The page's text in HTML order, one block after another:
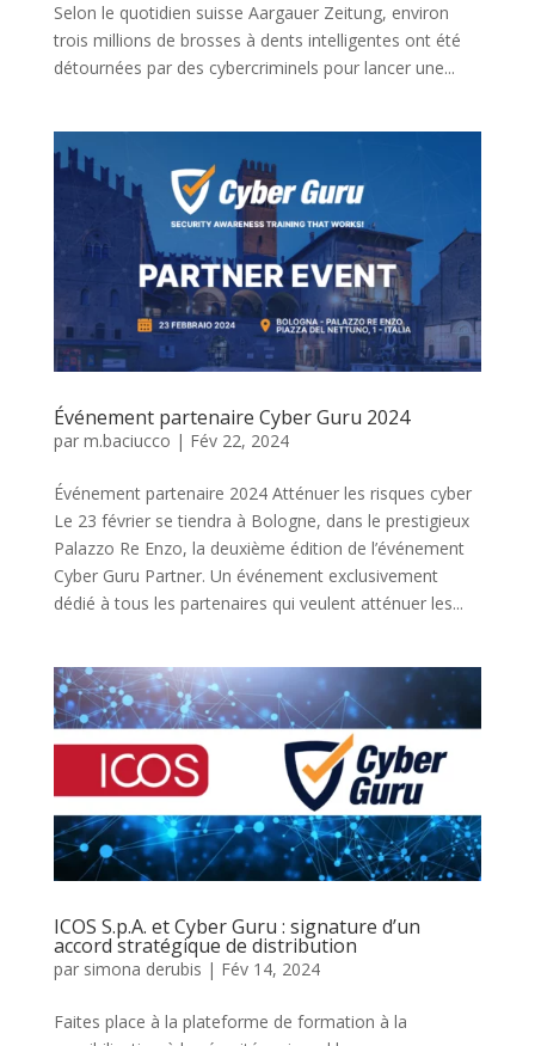
Selon le quotidien suisse Aargauer Zeitung, environ
trois millions de brosses à dents intelligentes ont été
détournées par des cybercriminels pour lancer une...
Événement partenaire Cyber Guru 2024
par m.baciucco | Fév 22, 2024
Événement partenaire 2024 Atténuer les risques cyber
Le 23 février se tiendra à Bologne, dans le prestigieux
Palazzo Re Enzo, la deuxième édition de l’événement
Cyber Guru Partner. Un événement exclusivement
dédié à tous les partenaires qui veulent atténuer les...
ICOS S.p.A. et Cyber Guru : signature d’un
accord stratégique de distribution
par simona derubis | Fév 14, 2024
Faites place à la plateforme de formation à la